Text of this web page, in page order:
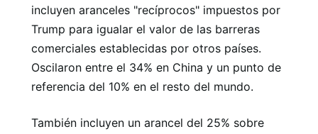
incluyen aranceles "recíprocos" impuestos por
Trump para igualar el valor de las barreras
comerciales establecidas por otros países.
Oscilaron entre el 34% en China y un punto de
referencia del 10% en el resto del mundo.
También incluyen un arancel del 25% sobre